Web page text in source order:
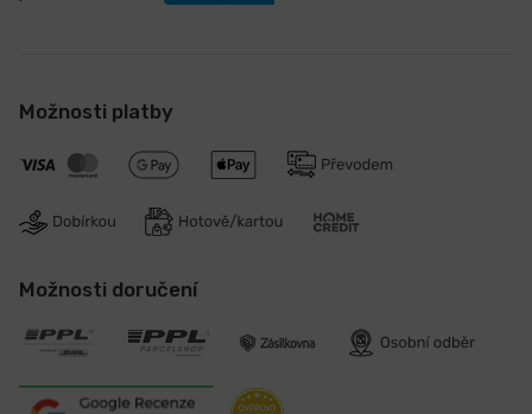
Možnosti platby
Možnosti doručení